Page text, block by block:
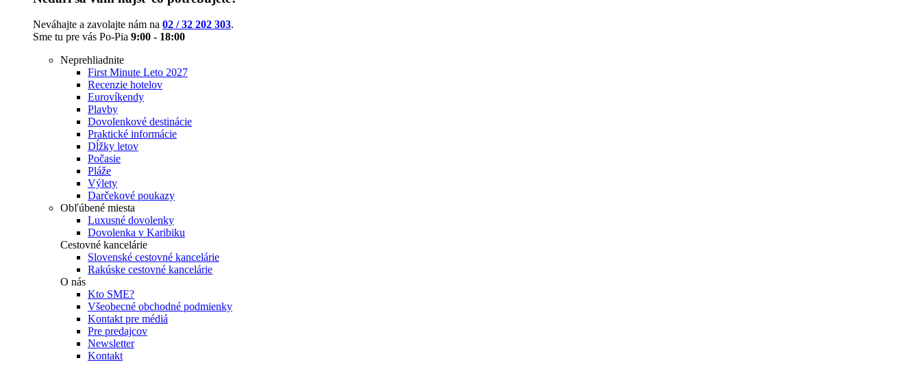
Neváhajte a zavolajte nám na 02 / 32 202 303.
Sme tu pre vás Po-Pia 9:00 - 18:00
Neprehliadnite
First Minute Leto 2027
Recenzie hotelov
Eurovíkendy
Plavby
Dovolenkové destinácie
Praktické informácie
Dĺžky letov
Počasie
Pláže
Výlety
Darčekové poukazy
Obľúbené miesta
Luxusné dovolenky
Dovolenka v Karibiku
Cestovné kancelárie
Slovenské cestovné kancelárie
Rakúske cestovné kancelárie
O nás
Kto SME?
Všeobecné obchodné podmienky
Kontakt pre médiá
Pre predajcov
Newsletter
Kontakt